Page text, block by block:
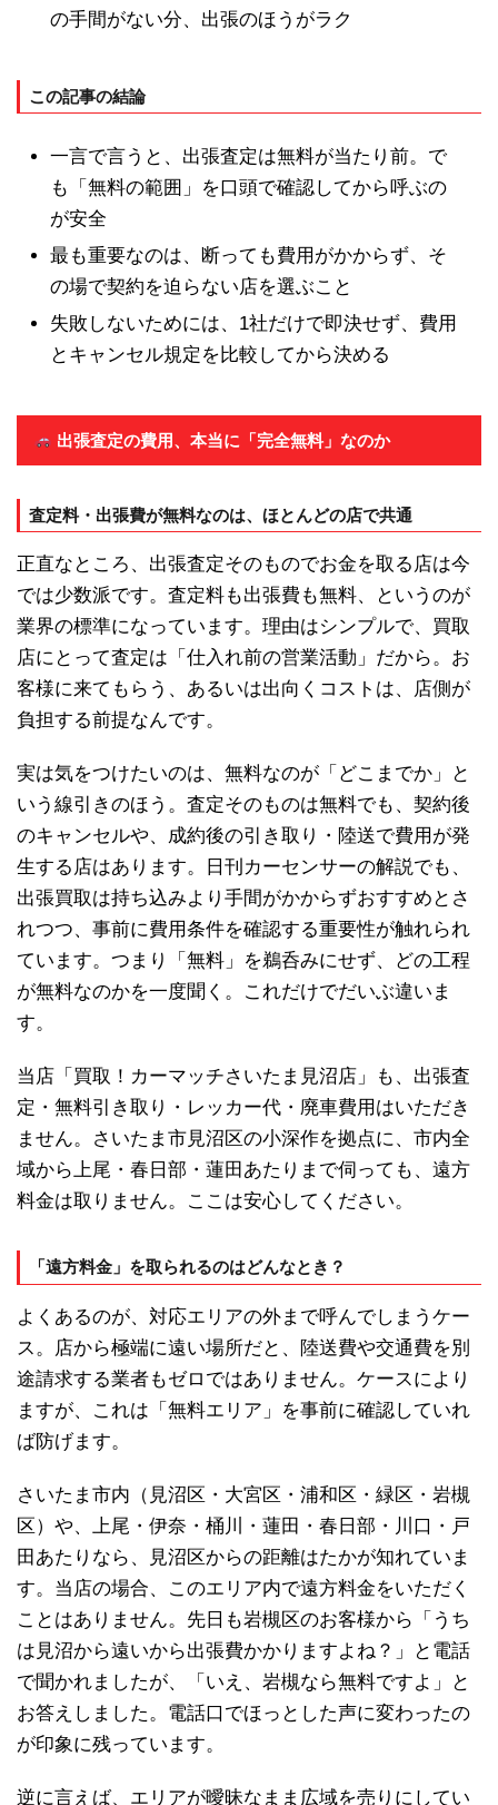
の手間がない分、出張のほうがラク
この記事の結論
一言で言うと、出張査定は無料が当たり前。で
も「無料の範囲」を口頭で確認してから呼ぶの
が安全
最も重要なのは、断っても費用がかからず、そ
の場で契約を迫らない店を選ぶこと
失敗しないためには、1社だけで即決せず、費用
とキャンセル規定を比較してから決める
出張査定の費用、本当に「完全無料」なのか
査定料・出張費が無料なのは、ほとんどの店で共通
正直なところ、出張査定そのものでお金を取る店は今
では少数派です。査定料も出張費も無料、というのが
業界の標準になっています。理由はシンプルで、買取
店にとって査定は「仕入れ前の営業活動」だから。お
客様に来てもらう、あるいは出向くコストは、店側が
負担する前提なんです。
実は気をつけたいのは、無料なのが「どこまでか」と
いう線引きのほう。査定そのものは無料でも、契約後
のキャンセルや、成約後の引き取り・陸送で費用が発
生する店はあります。日刊カーセンサーの解説でも、
出張買取は持ち込みより手間がかからずおすすめとさ
れつつ、事前に費用条件を確認する重要性が触れられ
ています。つまり「無料」を鵜呑みにせず、どの工程
が無料なのかを一度聞く。これだけでだいぶ違いま
す。
当店「買取！カーマッチさいたま見沼店」も、出張査
定・無料引き取り・レッカー代・廃車費用はいただき
ません。さいたま市見沼区の小深作を拠点に、市内全
域から上尾・春日部・蓮田あたりまで伺っても、遠方
料金は取りません。ここは安心してください。
「遠方料金」を取られるのはどんなとき？
よくあるのが、対応エリアの外まで呼んでしまうケー
ス。店から極端に遠い場所だと、陸送費や交通費を別
途請求する業者もゼロではありません。ケースにより
ますが、これは「無料エリア」を事前に確認していれ
ば防げます。
さいたま市内（見沼区・大宮区・浦和区・緑区・岩槻
区）や、上尾・伊奈・桶川・蓮田・春日部・川口・戸
田あたりなら、見沼区からの距離はたかが知れていま
す。当店の場合、このエリア内で遠方料金をいただく
ことはありません。先日も岩槻区のお客様から「うち
は見沼から遠いから出張費かかりますよね？」と電話
で聞かれましたが、「いえ、岩槻なら無料ですよ」と
お答えしました。電話口でほっとした声に変わったの
が印象に残っています。
逆に言えば、エリアが曖昧なまま広域を売りにしてい